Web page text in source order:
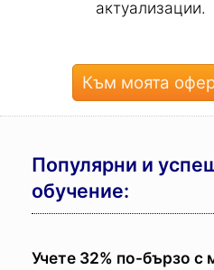
актуализации.
Към моята
Популярни и
обучение:
Учете 32% по-бързо с